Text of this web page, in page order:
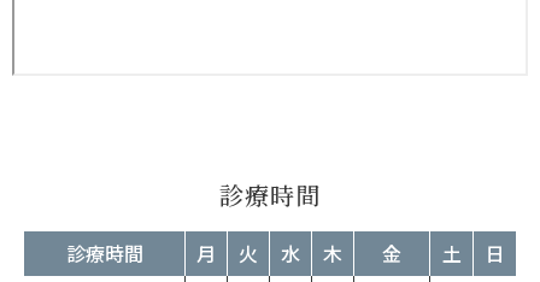
診療時間
診療時間 月 火 水 木 金 土 日